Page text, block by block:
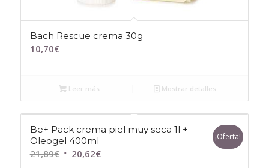
Bach Rescue crema 30g
10,70€
Leer más Mostrar detalles
Be+ Pack crema piel muy seca 1l +
Oleogel 400ml
21,89€ El 20,62€El
¡Oferta!